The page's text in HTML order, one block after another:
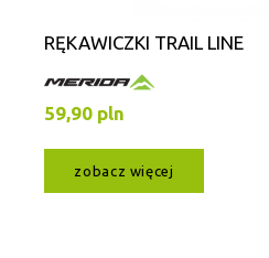
RĘKAWICZKI TRAIL LINE
59,90 pln
zobacz więcej